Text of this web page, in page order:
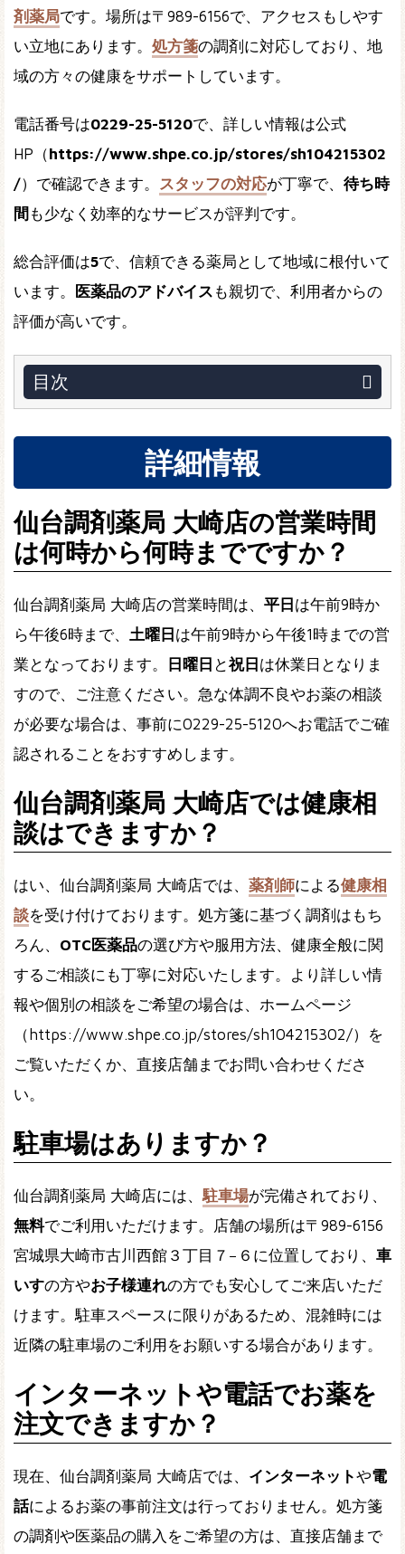
剤薬局です。場所は〒989-6156で、アクセスもしやす
い立地にあります。 処方箋の調剤に対応しており、地
域の方々の健康をサポートしています。
電話番号は0229-25-5120で、詳しい情報は公式
HP（https://www.shpe.co.jp/stores/sh104215302
/）で確認できます。 スタッフの対応が丁寧で、 待ち時
間 も少なく効率的なサービスが評判です。
総合評価は5で、信頼できる薬局として地域に根付いて
います。
医薬品のアドバイス も親切で、利用者からの
評価が高いです。
目次
詳細情報
仙台調剤薬局 大崎店の営業時間
は何時から何時までですか？
仙台調剤薬局 大崎店の営業時間は、 平日は午前9時か
ら午後6時まで、 土曜日は午前9時から午後1時までの営
業となっております。 日曜日 と祝日は休業日となりま
すので、ご注意ください。急な体調不良やお薬の相談
が必要な場合は、事前に0229-25-5120へお電話でご確
認されることをおすすめします。
仙台調剤薬局 大崎店では健康相
談はできますか？
はい、仙台調剤薬局 大崎店では、 薬剤師による健康相
談を受け付けております。処方箋に基づく調剤はもち
ろん、 OTC医薬品の選び方や服用方法、健康全般に関
するご相談にも丁寧に対応いたします。より詳しい情
報や個別の相談をご希望の場合は、ホームページ
（https://www.shpe.co.jp/stores/sh104215302/）を
ご覧いただくか、直接店舗までお問い合わせくださ
い。
駐車場はありますか？
仙台調剤薬局 大崎店には、 駐車場が完備されており、
無料でご利用いただけます。店舗の場所は〒989-6156
宮城県大崎市古川西館３丁目７−６に位置しており、 車
いすの方やお子様連れの方でも安心してご来店いただ
けます。駐車スペースに限りがあるため、混雑時には
近隣の駐車場のご利用をお願いする場合があります。
インターネットや電話でお薬を
注文できますか？
現在、仙台調剤薬局 大崎店では、 インターネットや電
話によるお薬の事前注文は行っておりません。処方箋
の調剤や医薬品の購入をご希望の方は、直接店舗まで